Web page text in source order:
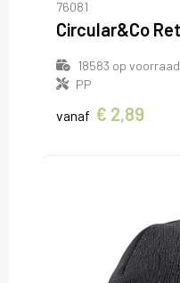
76081
18583 op voorraad
PP
vanaf € 2,89